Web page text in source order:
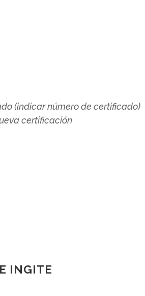
(indicar número de certificado)
certificación
INGITE